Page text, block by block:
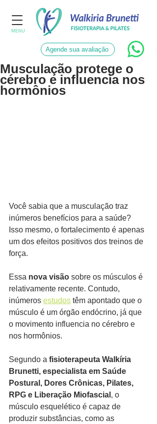
MENU
Agende sua avaliação
Musculação protege o
cérebro e influencia nos
hormônios
Você sabia que a musculação traz
inúmeros benefícios para a saúde?
Isso mesmo, o fortalecimento é apenas
um dos efeitos positivos dos treinos de
força.
Essa nova visão sobre os músculos é
relativamente recente. Contudo,
inúmeros estudos têm apontado que o
músculo é um órgão endócrino, já que
o movimento influencia no cérebro e
nos hormônios.
Segundo a fisioterapeuta Walkíria
Brunetti, especialista em Saúde
Postural, Dores Crônicas, Pilates,
RPG e Liberação Miofascial , o
músculo esquelético é capaz de
produzir substâncias, como as